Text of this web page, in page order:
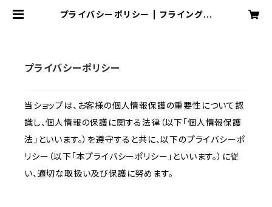
プライバシーポリシー | フライングカ
プライバシーポリシー
当ショップは、お客様の個人情報保護の重要性について認
識し、個人情報の保護に関する法律（以下「個人情報保護
法」といいます。）を遵守すると共に、以下のプライバシーポ
リシー（以下「本プライバシーポリシー」といいます。）に従
い、適切な取扱い及び保護に努めます。